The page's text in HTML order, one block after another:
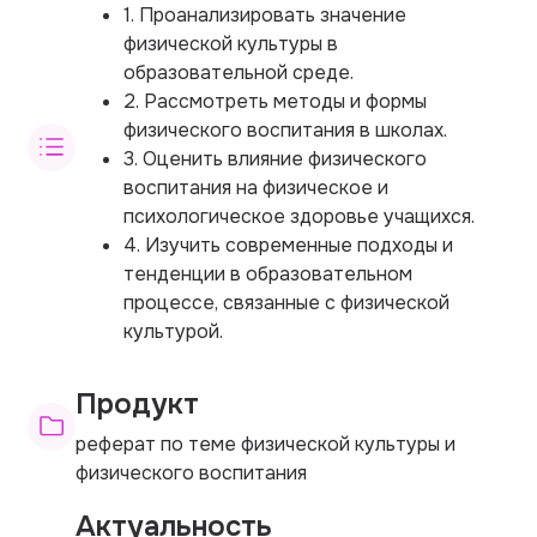
1. Проанализировать значение
физической культуры в
образовательной среде.
2. Рассмотреть методы и формы
физического воспитания в школах.
3. Оценить влияние физического
воспитания на физическое и
психологическое здоровье учащихся.
4. Изучить современные подходы и
тенденции в образовательном
процессе, связанные с физической
культурой.
Продукт
реферат по теме физической культуры и
физического воспитания
Актуальность